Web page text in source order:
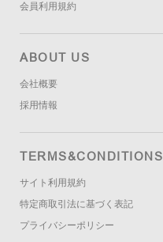
会員利用規約
ABOUT US
会社概要
採用情報
TERMS&CONDITIONS
サイト利用規約
特定商取引法に基づく表記
プライバシーポリシー